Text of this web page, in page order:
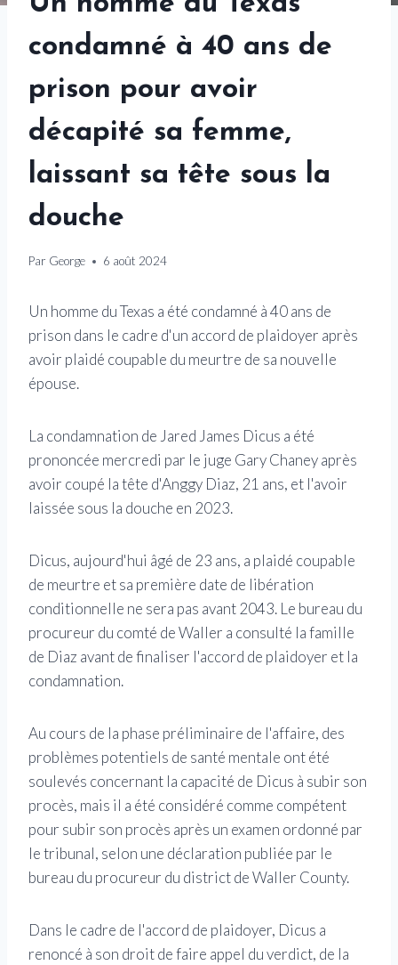
condamné à 40 ans de
prison pour avoir
décapité sa femme,
laissant sa tête sous la
douche
Par George 6 août 2024
Un homme du Texas a été condamné à 40 ans de
prison dans le cadre d'un accord de plaidoyer après
avoir plaidé coupable du meurtre de sa nouvelle
épouse.
La condamnation de Jared James Dicus a été
prononcée mercredi par le juge Gary Chaney après
avoir coupé la tête d'Anggy Diaz, 21 ans, et l'avoir
laissée sous la douche en 2023.
Dicus, aujourd'hui âgé de 23 ans, a plaidé coupable
de meurtre et sa première date de libération
conditionnelle ne sera pas avant 2043. Le bureau du
procureur du comté de Waller a consulté la famille
de Diaz avant de finaliser l'accord de plaidoyer et la
condamnation.
Au cours de la phase préliminaire de l'affaire, des
problèmes potentiels de santé mentale ont été
soulevés concernant la capacité de Dicus à subir son
procès, mais il a été considéré comme compétent
pour subir son procès après un examen ordonné par
le tribunal, selon une déclaration publiée par le
bureau du procureur du district de Waller County.
Dans le cadre de l'accord de plaidoyer, Dicus a
renoncé à son droit de faire appel du verdict, de la